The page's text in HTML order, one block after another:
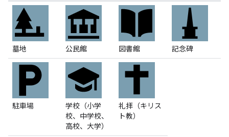
墓地 公民館 図書館 記念碑
駐車場
学校（小学
校、中学校、
高校、大学）
礼拝（キリス
ト教）